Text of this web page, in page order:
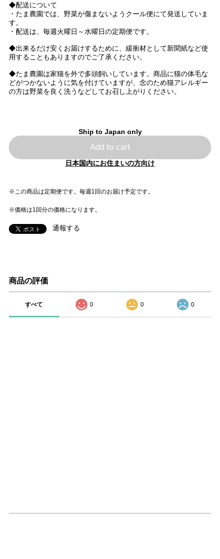
◆配送について
・たま農園では、野菜が傷まないようクール便にて発送していま
す。
・配送は、毎週火曜日～水曜日の定期便です。
◆出来るだけ安くお届けするために、緩衝材として新聞紙など使
用することもありますのでご了承ください。
◆たま農園は家猫を外で多頭飼いしています。商品に猫の体毛な
どがつかないように気を付けていますが、念のため猫アレルギー
の方は野菜を良く洗うなどしてお召し上がりください。
Ship to Japan only
Add to cart
日本国内にお住まいの方向け
※この商品は定期便です。毎週1回のお届け予定です。
※価格は1回分の価格になります。
通報する
商品の評価
すべて 0 0 0